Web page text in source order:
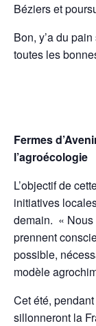
Béziers et
Bon, y’a du
toutes les
Fermes
l’agroécologie
L’objectif de
initiatives
demain. « Nous
prennent
possible,
modèle
Cet été,
sillonneront la